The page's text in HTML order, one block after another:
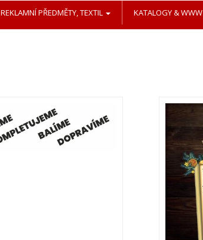
REKLAMNÍ PŘEDMĚTY, TEXTIL KATALOGY & WWW